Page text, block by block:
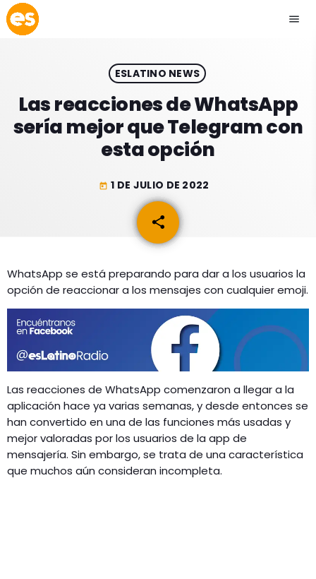
menu
play_arrow EMISIÓN LA PAZ
play_arrow EMISIÓN COCHABAMBA
ACTUALIDAD
ESPECTÁCULOS
GEEKERS
PROGRAMACIÓN
INICIO
RADIO SPLENDID
CONTACTO
ESLATINO NEWS
Las reacciones de WhatsApp
sería mejor que Telegram con
esta opción
today 1 DE JULIO DE 2022
share
email
WhatsApp se está preparando para dar a los usuarios la
opción de reaccionar a los mensajes con cualquier emoji.
Las reacciones de WhatsApp comenzaron a llegar a la
aplicación hace ya varias semanas, y desde entonces se
han convertido en una de las funciones más usadas y
mejor valoradas por los usuarios de la app de
mensajería. Sin embargo, se trata de una característica
que muchos aún consideran incompleta.